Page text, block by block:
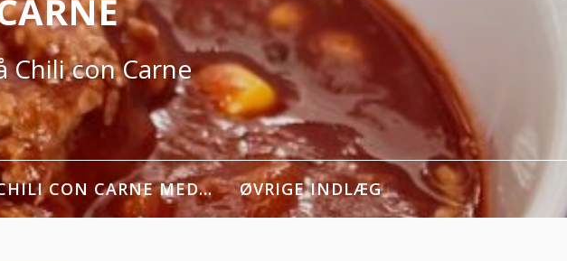
con Carne
CON CARNE MED… ØVRIGE INDLÆG